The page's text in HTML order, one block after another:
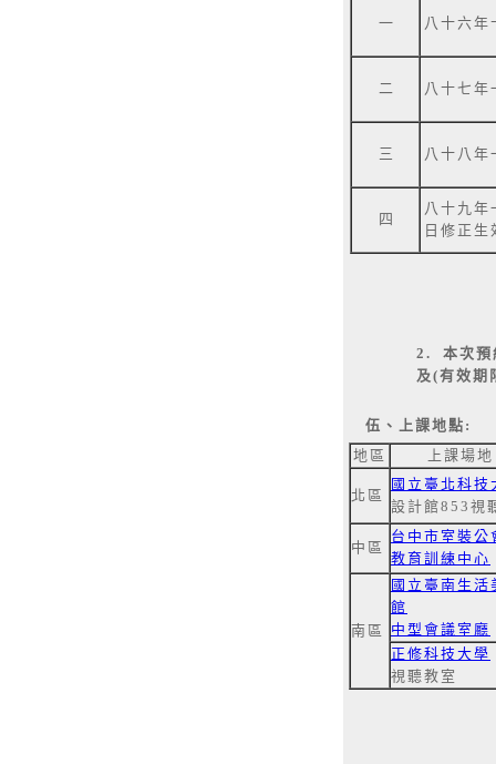
一 八十六年
二 八十七年
三 八十八年
四
八十九年
日修正生
2.本次
及(有效期
伍、上課地點:
地區
上課場地
北區
國立臺北科技
設計館853 視
中區
台中市室裝公
教育訓練中心
南區
國立臺南生活
館
中型會議室廳
正修科技大學
視聽教室